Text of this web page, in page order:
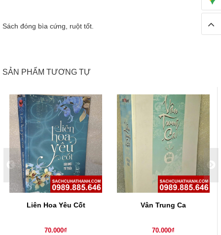
Sách đóng bìa cứng, ruột tốt.
SẢN PHẨM TƯƠNG TỰ
Liên Hoa Yêu Cốt
70.000₫
Vân Trung Ca
70.000₫